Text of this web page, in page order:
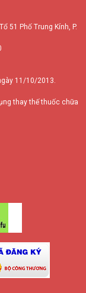
51 Phố Trung Kính, P.
11/10/2013.
thay thế thuốc chữa